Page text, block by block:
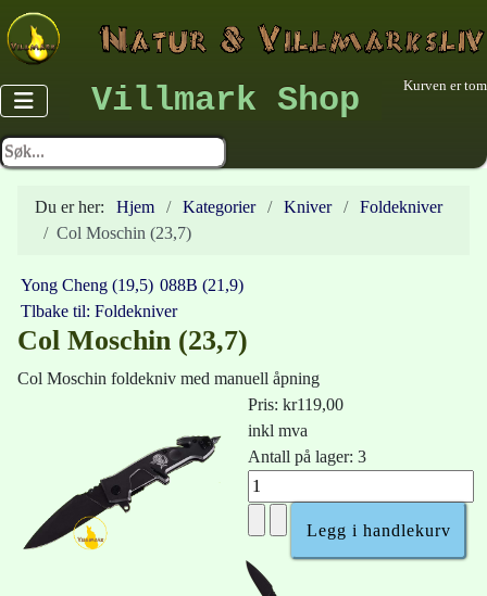
Villmark Shop Kurven er tom
Du er her: Hjem Kategorier Kniver
Foldekniver
Col Moschin (23,7)
Yong Cheng (19,5) 088B (21,9)
Tlbake til: Foldekniver
Col Moschin (23,7)
Col Moschin foldekniv med manuell åpning
Pris:kr119,00
inkl mva
Antall på lager: 3